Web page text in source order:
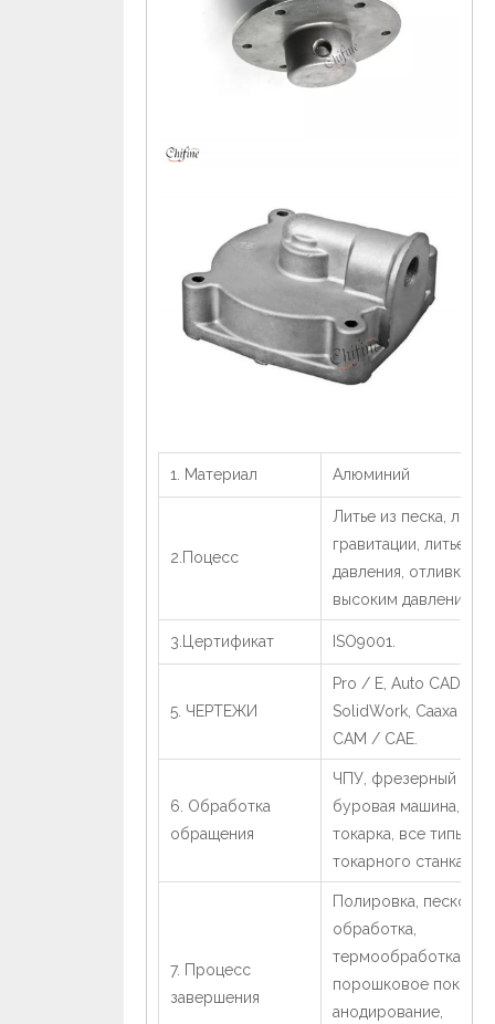
1. Материал Алюминий
2.Поцесс
Литье из песка, литье
гравитации, литье
давления, отливка
высоким давлением.
3.Цертификат ISO9001.
5. ЧЕРТЕЖИ
Pro / E, Auto CAD,
SolidWork, Caaxa
CAM / CAE.
6. Обработка
обращения
ЧПУ, фрезерный
буровая машина,
токарка, все типы
токарного станка.
7. Процесс
завершения
Полировка,
обработка,
термообработка,
порошковое
анодирование,